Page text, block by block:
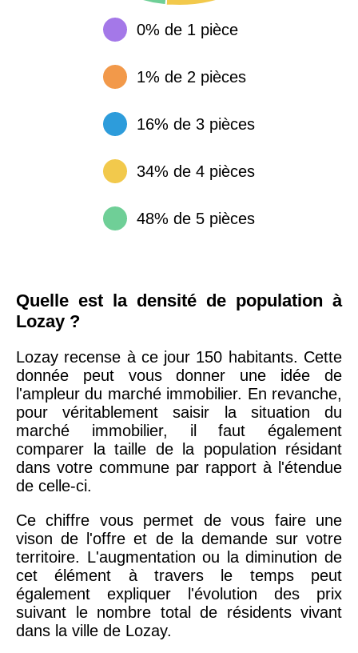
0% de 1 pièce
1% de 2 pièces
16% de 3 pièces
34% de 4 pièces
48% de 5 pièces
Quelle est la densité de population à
Lozay ?
Lozay recense à ce jour 150 habitants. Cette
donnée peut vous donner une idée de
l'ampleur du marché immobilier. En revanche,
pour véritablement saisir la situation du
marché immobilier, il faut également
comparer la taille de la population résidant
dans votre commune par rapport à l'étendue
de celle-ci.
Ce chiffre vous permet de vous faire une
vison de l'offre et de la demande sur votre
territoire. L'augmentation ou la diminution de
cet élément à travers le temps peut
également expliquer l'évolution des prix
suivant le nombre total de résidents vivant
dans la ville de Lozay.